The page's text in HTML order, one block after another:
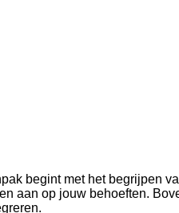
begint met het begrijpen
aan op jouw behoeften.